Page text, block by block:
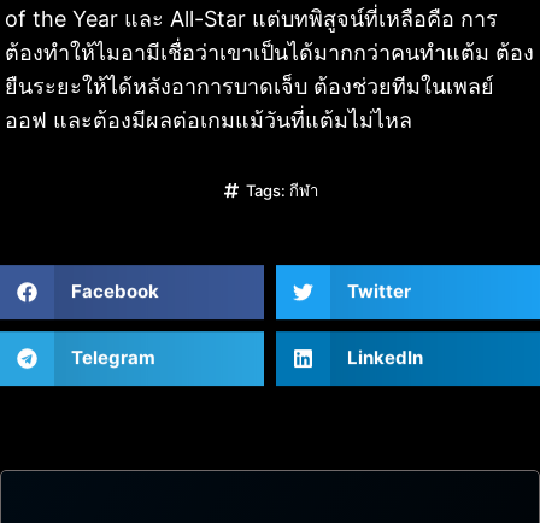
of the Year และ All-Star แต่บทพิสูจน์ที่เหลือคือ การ
ต้องทำให้ไมอามีเชื่อว่าเขาเป็นได้มากกว่าคนทำแต้ม ต้อง
ยืนระยะให้ได้หลังอาการบาดเจ็บ ต้องช่วยทีมในเพลย์
ออฟ และต้องมีผลต่อเกมแม้วันที่แต้มไม่ไหล
Tags: กีฬา
Facebook Twitter
Telegram LinkedIn